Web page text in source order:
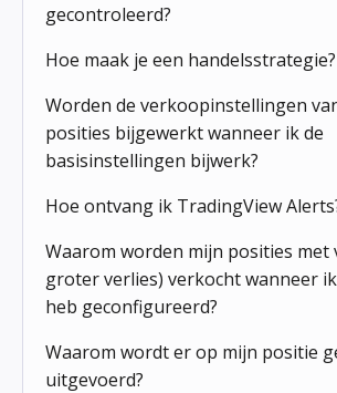
gecontroleerd?
Hoe maak je een handelsstrategie?
Worden de verkoopinstellingen
posities bijgewerkt wanneer ik de
basisinstellingen bijwerk?
Hoe ontvang ik TradingView
Waarom worden mijn posities met
groter verlies) verkocht wanneer
heb geconfigureerd?
Waarom wordt er op mijn positie
uitgevoerd?